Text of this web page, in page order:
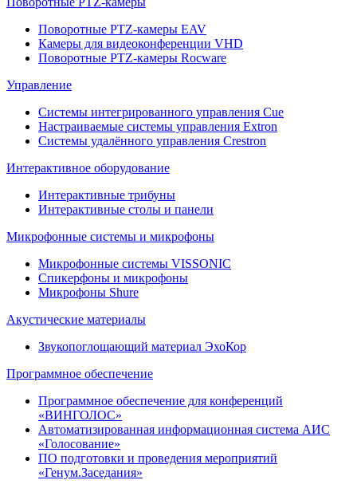
Поворотные PTZ-камеры EAV
Камеры для видеоконференции VHD
Поворотные PTZ-камеры Rocware
Управление
Системы интегрированного управления Cue
Настраиваемые системы управления Extron
Системы удалённого управления Crestron
Интерактивное оборудование
Интерактивные трибуны
Интерактивные столы и панели
Микрофонные системы и микрофоны
Микрофонные системы VISSONIC
Спикерфоны и микрофоны
Микрофоны Shure
Акустические материалы
Звукопоглощающий материал ЭхоКор
Программное обеспечение
Программное обеспечение для конференций
«ВИНГОЛОС»
Автоматизированная информационная система АИС
«Голосование»
ПО подготовки и проведения мероприятий
«Генум.Заседания»